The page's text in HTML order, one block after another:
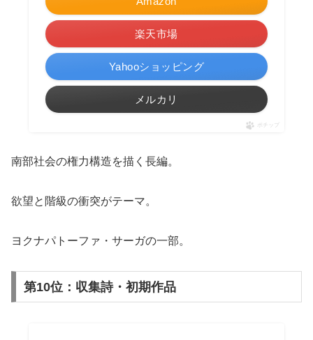
楽天市場
Yahooショッピング
メルカリ
ポチップ
南部社会の権力構造を描く長編。
欲望と階級の衝突がテーマ。
ヨクナパトーファ・サーガの一部。
第10位：収集詩・初期作品